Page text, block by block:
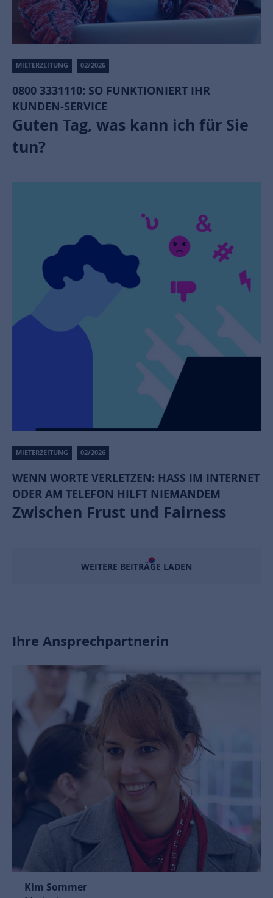
MIETERZEITUNG 02/2026
0800 3331110: SO FUNKTIONIERT IHR
KUNDEN-SERVICE
Guten Tag, was kann ich für Sie
tun?
MIETERZEITUNG 02/2026
WENN WORTE VERLETZEN: HASS IM INTERNET
ODER AM TELEFON HILFT NIEMANDEM
Zwischen Frust und Fairness
WEITERE BEITRÄGE LADEN
Ihre Ansprechpartnerin
Kim Sommer